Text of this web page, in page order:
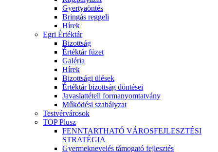
Gyertyaöntés
Bringás reggeli
Hírek
Egri Értéktár
Bizottság
Értéktár füzet
Galéria
Hírek
Bizottsági ülések
Értéktár bizottság döntései
Javaslattételi formanyomtatvány
Működési szabályzat
Testvérvárosok
TOP Plusz
FENNTARTHATÓ VÁROSFEJLESZTÉSI
STRATÉGIA
Gyermeknevelés támogató fejlesztés